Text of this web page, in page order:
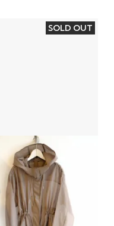
SOLD OUT